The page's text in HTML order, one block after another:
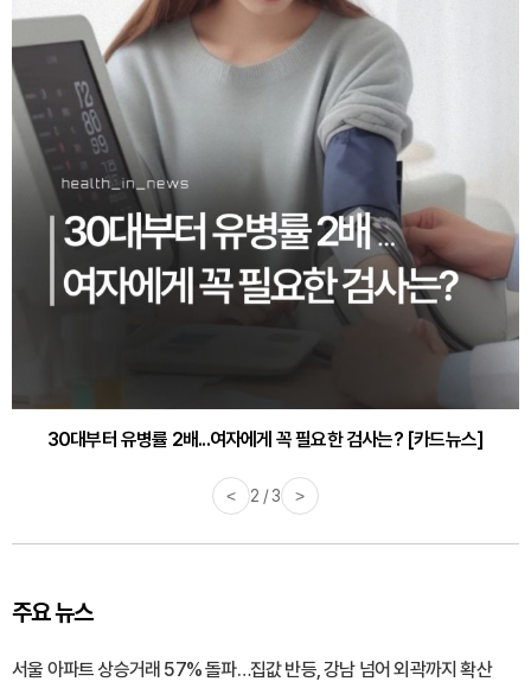
30대부터 유병률 2배...여자에게 꼭 필요한 검사는? [카드뉴스]
감기·독감 예방하고 면역력 높이는 4가지 영양제 [카드뉴스]
< 2 / 3 >
주요 뉴스
서울 아파트 상승거래 57% 돌파…집값 반등, 강남 넘어 외곽까지 확산